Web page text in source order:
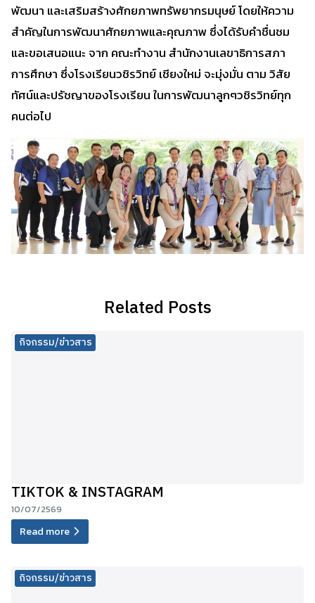
พัฒนา และเสริมสร้างศักยภาพทรัพยากรมนุษย์ โดยให้ความ
สำคัญในการพัฒนาศักยภาพและคุณภาพ ซึ่งได้รับคำชื่นชม
และขอเสนอแนะ จาก คณะทำงาน สำนักงานเลขาธิการสภา
การศึกษา ซึ่งโรงเรียนวชิรวิทย์ เชียงใหม่ จะมุ่งมั่น ตาม วิสัย
ทัศน์และปรัชญาของโรงเรียน ในการพัฒนาลูกๆวชิรวิทย์ทุก
คนต่อไป
Related Posts
กิจกรรม/ข่าวสาร
TIKTOK & INSTAGRAM
10/07/2569
Read more
กิจกรรม/ข่าวสาร